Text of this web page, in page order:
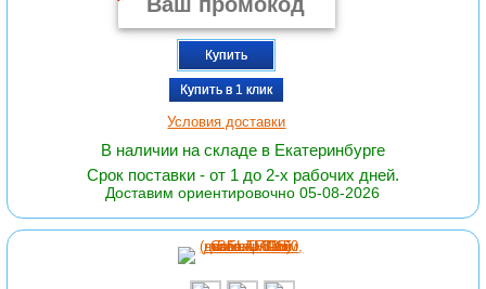
Купить
Купить в 1 клик
Условия доставки
В наличии на складе в Екатеринбурге
Срок поставки - от 1 до 2-х рабочих дней.
Доставим ориентировочно 05-08-2026